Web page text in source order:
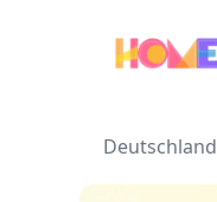
Deutschland